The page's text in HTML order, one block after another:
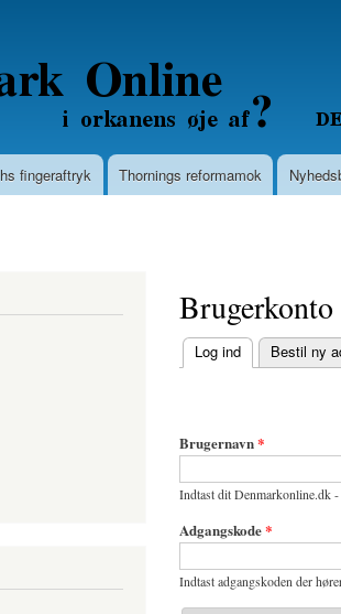
- blognyheder om politik
fingeraftryk Thornings reformamok
Brugerkonto
Primary tabs
Log ind
(active tab) Bestil ny
Brugernavn*
Indtast dit Denmarkonline.dk
Adgangskode*
Indtast adgangskoden der